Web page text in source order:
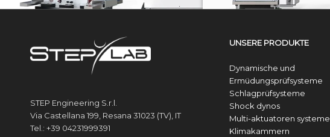
STEP Engineering S.r.l.
Via Castellana 199, Resana 31023 (TV), IT
Tel.: +39 04231999391
UNSERE PRODUKTE
Dynamische und
Ermüdungsprüfsysteme
Schlagprüfsysteme
Shock dynos
Multi-aktuatoren systeme
Klimakammern